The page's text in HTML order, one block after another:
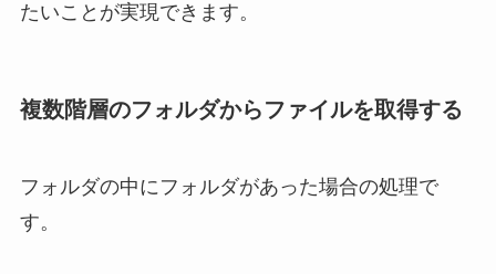
たいことが実現できます。
複数階層のフォルダからファイルを取得する
フォルダの中にフォルダがあった場合の処理で
す。